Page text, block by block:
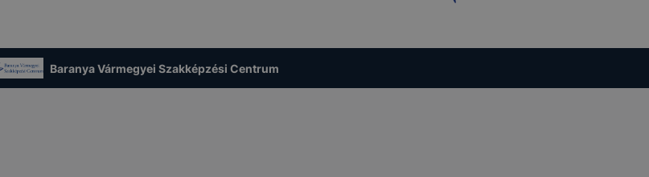
Baranya Vármegyei Szakképzési Centrum